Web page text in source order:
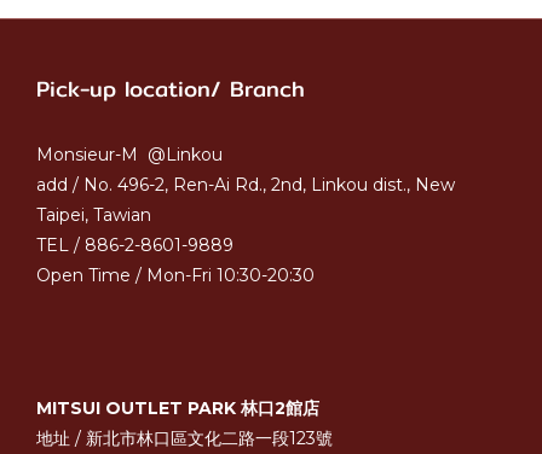
Pick-up location/ Branch
Monsieur-M @Linkou
add / No. 496-2, Ren-Ai Rd., 2nd, Linkou dist., New
Taipei, Tawian
TEL / 886-2-8601-9889
Open Time / Mon-Fri 10:30-20:30
MITSUI OUTLET PARK 林口2館店
地址 / 新北市林口區文化二路一段123號